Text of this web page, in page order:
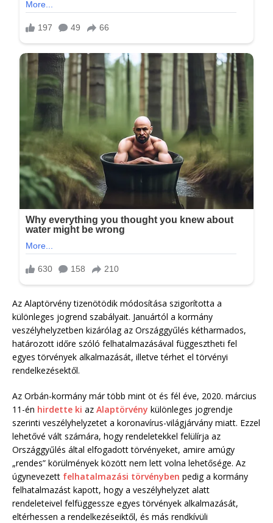
Az Alaptörvény tizenötödik módosítása szigorította a
különleges jogrend szabályait. Januártól a kormány
veszélyhelyzetben kizárólag az Országgyűlés kétharmados,
határozott időre szóló felhatalmazásával függesztheti fel
egyes törvények alkalmazását, illetve térhet el törvényi
rendelkezésektől.
Az Orbán-kormány már több mint öt és fél éve, 2020. március
11-én hirdette ki az Alaptörvény különleges jogrendje
szerinti veszélyhelyzetet a koronavírus-világjárvány miatt. Ezzel
lehetővé vált számára, hogy rendeletekkel felülírja az
Országgyűlés által elfogadott törvényeket, amire amúgy
„rendes” körülmények között nem lett volna lehetősége. Az
úgynevezett felhatalmazási törvényben pedig a kormány
felhatalmazást kapott, hogy a veszélyhelyzet alatt
rendeleteivel felfüggessze egyes törvények alkalmazását,
eltérhessen a rendelkezéseiktől, és más rendkívüli